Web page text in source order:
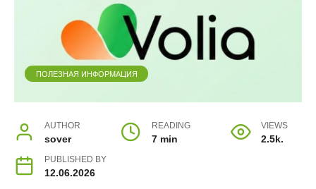
ПОЛЕЗНАЯ ИНФОРМАЦИЯ
AUTHOR
sover
READING
7 min
VIEWS
2.5k.
PUBLISHED BY
12.06.2026